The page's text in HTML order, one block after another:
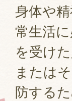
身体や
常生活
を受けた
または
防する